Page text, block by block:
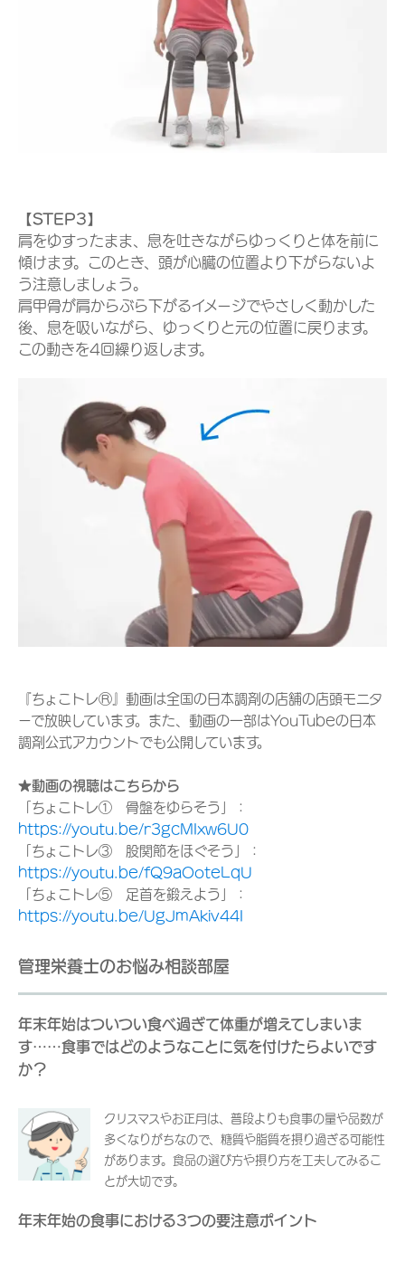
【STEP3】
肩をゆすったまま、息を吐きながらゆっくりと体を前に
傾けます。このとき、頭が心臓の位置より下がらないよ
う注意しましょう。
肩甲骨が肩からぶら下がるイメージでやさしく動かした
後、息を吸いながら、ゆっくりと元の位置に戻ります。
この動きを4回繰り返します。
『ちょこトレⓇ』動画は全国の日本調剤の店舗の店頭モニタ
ーで放映しています。また、動画の一部はYouTubeの日本
調剤公式アカウントでも公開しています。
★動画の視聴はこちらから
「ちょこトレ① 骨盤をゆらそう」：
https://youtu.be/r3gcMIxw6U0
「ちょこトレ③ 股関節をほぐそう」：
https://youtu.be/fQ9aOoteLqU
「ちょこトレ⑤ 足首を鍛えよう」：
https://youtu.be/UgJmAkiv44I
管理栄養士のお悩み相談部屋
年末年始はついつい食べ過ぎて体重が増えてしまいま
す……食事ではどのようなことに気を付けたらよいです
か？
クリスマスやお正月は、普段よりも食事の量や品数が
多くなりがちなので、糖質や脂質を摂り過ぎる可能性
があります。食品の選び方や摂り方を工夫してみるこ
とが大切です。
年末年始の食事における3つの要注意ポイント